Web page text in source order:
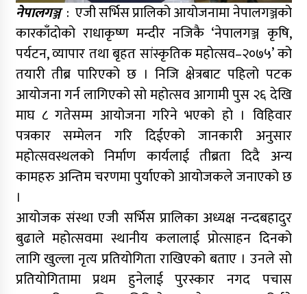
नेपालगञ्ज: एजी सर्भिस प्रालिको आयोजनामा नेपालगञ्जको
कारकाँदोको राधाकृष्ण मन्दीर नजिकै ‘नेपालगञ्ज कृषि,
पर्यटन, व्यापार तथा बृहत सांस्कृतिक महोत्सव–२०७५’ को
तयारी तीब्र पारिएको छ । निजि क्षेत्रबाट पहिलो पटक
आयोजना गर्न लागिएको सो महोत्सव आगामी पुस २६ देखि
माघ ८ गतेसम्म आयोजना गरिने भएको हो । विहिवार
पत्रकार सम्मेलन गरि दिईएको जानकारी अनुसार
महोत्सवस्थलको निर्माण कार्यलाई तीब्रता दिदै अन्य
कामहरु अन्तिम चरणमा पुर्याएको आयोजकले जनाएको छ
।
आयोजक संस्था एजी सर्भिस प्रालिका अध्यक्ष नन्दबहादुर
बुढाले महोत्सवमा स्थानीय कलालाई प्रोत्साहन दिनको
लागि खुल्ला नृत्य प्रतियोगिता राखिएको बताए । उनले सो
प्रतियोगितामा प्रथम हुनेलाई पुरस्कार नगद पचास